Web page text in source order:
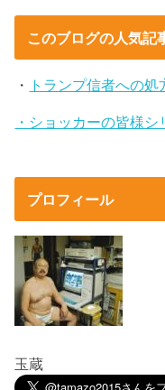
このブログの人気記
・ トランプ信者への
・ショッカーの皆様シ
プロフィール
玉蔵